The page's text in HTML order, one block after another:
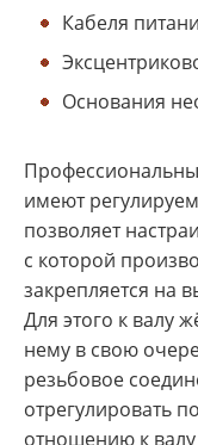
Кабеля
Основания
имеют
позволяет
с которой
закрепляется на
Для этого к валу
нему в свою
резьбовое
отрегулировать
отношению к валу